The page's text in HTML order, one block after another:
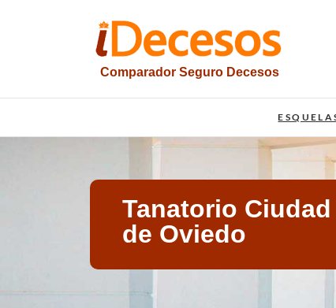
Comparador Seguro Decesos
iesquelas
Tanatorio
de Oviedo